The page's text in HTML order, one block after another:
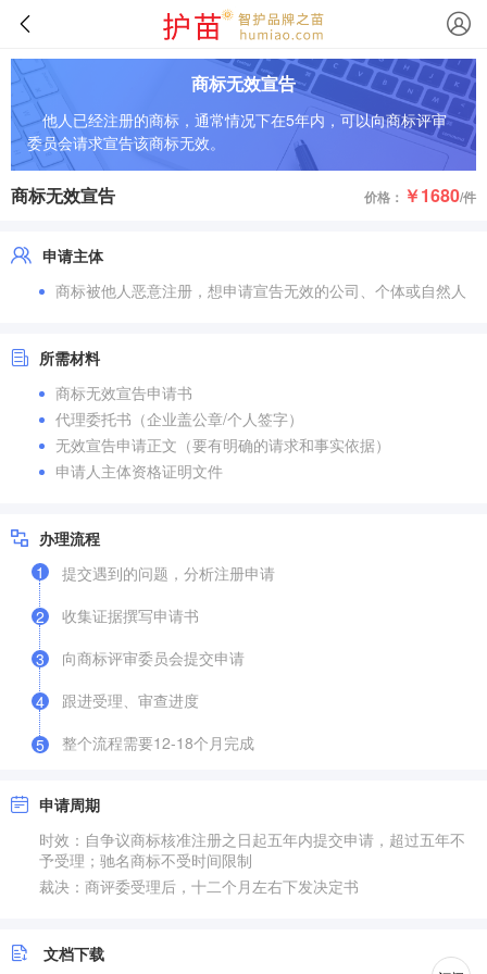
商标无效宣告
他人已经注册的商标，通常情况下在5年内，可以向商标评审
委员会请求宣告该商标无效。
商标无效宣告 价格： ￥1680/件
申请主体
商标被他人恶意注册，想申请宣告无效的公司、个体或自然人
所需材料
商标无效宣告申请书
代理委托书（企业盖公章/个人签字）
无效宣告申请正文（要有明确的请求和事实依据）
申请人主体资格证明文件
办理流程
1
提交遇到的问题，分析注册申请
2
收集证据撰写申请书
3
向商标评审委员会提交申请
4
跟进受理、审查进度
5 整个流程需要12-18个月完成
申请周期
时效：自争议商标核准注册之日起五年内提交申请，超过五年不
予受理；驰名商标不受时间限制
裁决：商评委受理后，十二个月左右下发决定书
文档下载